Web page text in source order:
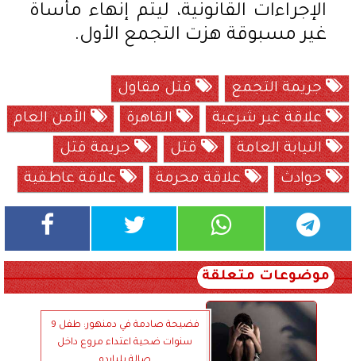
الإجراءات القانونية، ليتم إنهاء مأساة
غير مسبوقة هزت التجمع الأول.
جريمة التجمع
قتل مقاول
علاقة غير شرعية
القاهرة
الأمن العام
النيابة العامة
قتل
جريمة قتل
حوادث
علاقة محرمة علاقة عاطفية
موضوعات متعلقة
فضيحة صادمة في دمنهور: طفل 9
سنوات ضحية اعتداء مروع داخل